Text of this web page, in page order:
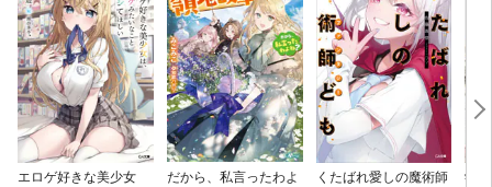
エロゲ好きな美少女
だから、私言ったわよ
くたばれ愛しの魔術師
学